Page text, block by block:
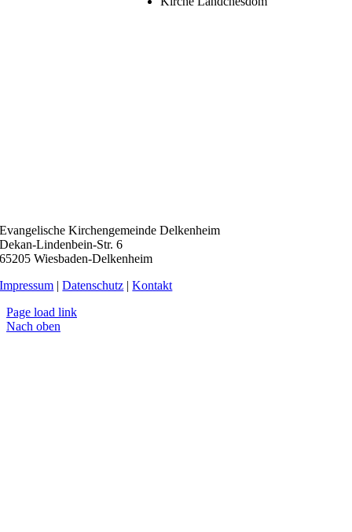
Evangelische Kirchengemeinde Delkenheim
Dekan-Lindenbein-Str. 6
65205 Wiesbaden-Delkenheim
Impressum |Datenschutz |Kontakt
Page load link
Nach oben